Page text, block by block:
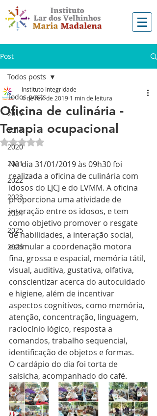
Post
Todos posts
2019
2018
2020
2021
2022
2023
2024
2025
2026
Todos posts
Oficina de culinária -
Terapia ocupacional
Instituto Integridade
4 de fev. de 2019 1 min de leitura
Avaliado com NaN de 5 estrelas.
No dia 31/01/2019 às 09h30 foi
realizada a oficina de culinária com
idosos do LJCJ e do LVMM. A oficina
proporciona uma atividade de
interação entre os idosos, e tem
como objetivo promover o resgate
de habilidades, a interação social,
estimular a coordenação motora
fina, grossa e espacial, memória tátil,
visual, auditiva, gustativa, olfativa,
conscientizar acerca do autocuidado
e higiene, além de incentivar
aspectos cognitivos, como memória,
atenção, concentração, linguagem,
raciocínio lógico, resposta a
comandos, trabalho sequencial,
identificação de objetos e formas.
O cardápio do dia foi torta de
salsicha, acompanhado do café.